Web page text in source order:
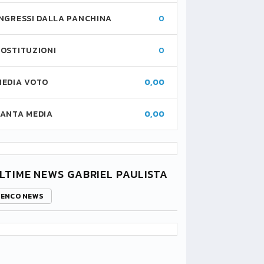
DALLA PANCHINA 0
0
VOTO 0,00
MEDIA 0,00
NEWS GABRIEL PAULISTA
NEWS